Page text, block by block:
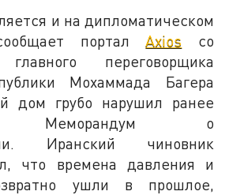
и на дипломатическом
порталAxios со
переговорщика
Мохаммада Багера
дом грубо нарушил ранее
Меморандум о
Иранский чиновник
что времена давления и
ушли в прошлое,